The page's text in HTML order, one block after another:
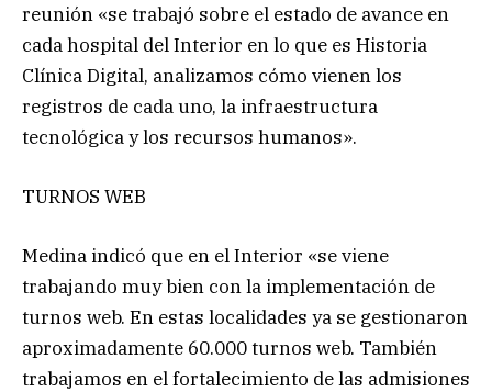
reunión «se trabajó sobre el estado de avance en
cada hospital del Interior en lo que es Historia
Clínica Digital, analizamos cómo vienen los
registros de cada uno, la infraestructura
tecnológica y los recursos humanos».
TURNOS WEB
Medina indicó que en el Interior «se viene
trabajando muy bien con la implementación de
turnos web. En estas localidades ya se gestionaron
aproximadamente 60.000 turnos web. También
trabajamos en el fortalecimiento de las admisiones